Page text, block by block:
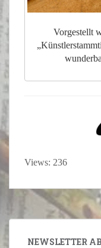
Vorgestellt
Views: 236
NEWSLETTER